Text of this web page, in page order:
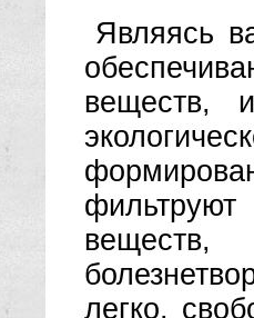
Являясь
веществ,
легко,